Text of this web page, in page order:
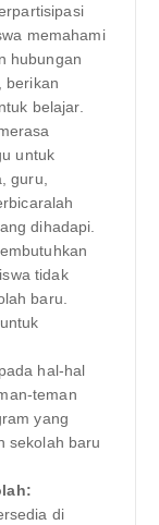
memahami
hubungan
berikan
belajar.
untuk
guru,
dihadapi.
tidak
baru.
hal-hal
teman
yang
sekolah baru
di